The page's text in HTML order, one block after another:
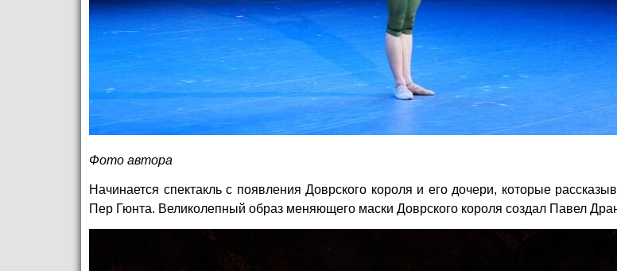
Фото автора
Начинается спектакль с появления Доврского короля и его дочери, которые
Пер Гюнта. Великолепный образ меняющего маски Доврского короля создал Павел